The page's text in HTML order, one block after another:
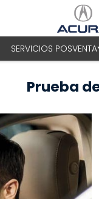
SERVICIOS POSVENTA
Prueba